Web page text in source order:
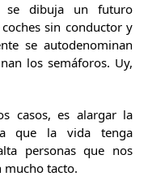
se dibuja un futuro
sin conductor y
se autodenominan
los semáforos. Uy,
casos, es alargar la
que la vida tenga
personas que nos
mucho tacto.